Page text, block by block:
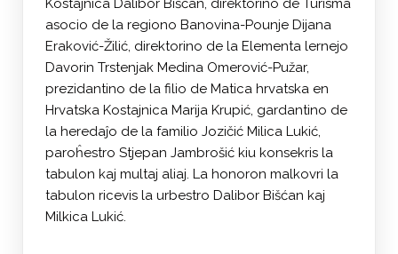
Kostajnica Dalibor Bišćan, direktorino de Turisma
asocio de la regiono Banovina-Pounje Dijana
Eraković-Žilić, direktorino de la Elementa lernejo
Davorin Trstenjak Medina Omerović-Pužar,
prezidantino de la filio de Matica hrvatska en
Hrvatska Kostajnica Marija Krupić, gardantino de
la heredaĵo de la familio Jozičić Milica Lukić,
paroĥestro Stjepan Jambrošić kiu konsekris la
tabulon kaj multaj aliaj. La honoron malkovri la
tabulon ricevis la urbestro Dalibor Bišćan kaj
Milkica Lukić.